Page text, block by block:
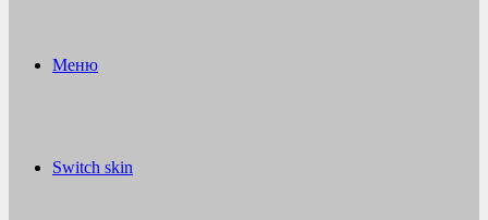
Меню
Switch skin